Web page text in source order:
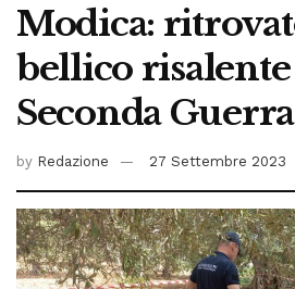
Modica:
bellico
Seconda
by Redazione 27 Settembre 2023